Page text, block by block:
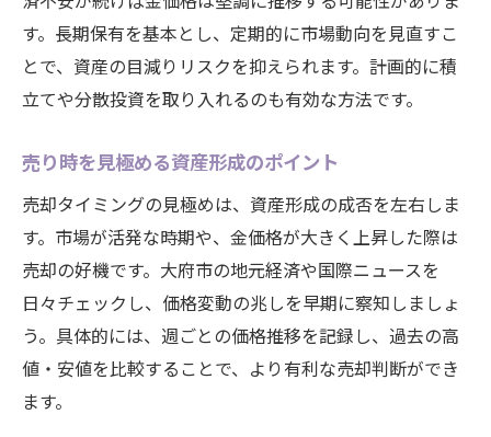
す。長期保有を基本とし、定期的に市場動向を見直すこ
とで、資産の目減りリスクを抑えられます。計画的に積
立てや分散投資を取り入れるのも有効な方法です。
売り時を見極める資産形成のポイント
売却タイミングの見極めは、資産形成の成否を左右しま
す。市場が活発な時期や、金価格が大きく上昇した際は
売却の好機です。大府市の地元経済や国際ニュースを
日々チェックし、価格変動の兆しを早期に察知しましょ
う。具体的には、週ごとの価格推移を記録し、過去の高
値・安値を比較することで、より有利な売却判断ができ
ます。